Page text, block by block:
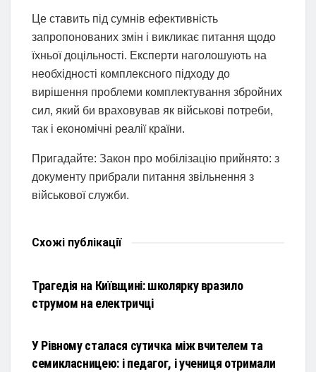
Це ставить під сумнів ефективність
запропонованих змін і викликає питання щодо
їхньої доцільності. Експерти наголошують на
необхідності комплексного підходу до
вирішення проблеми комплектування збройних
сил, який би враховував як військові потреби,
так і економічні реалії країни.
Пригадайте: Закон про мобілізацію прийнято: з
документу прибрали питання звільнення з
військової служби.
Схожі публікації
Трагедія на Київщині: школярку вразило
струмом на електричці
У Рівному сталася сутичка між вчителем та
семикласницею: і педагог, і учениця отримали